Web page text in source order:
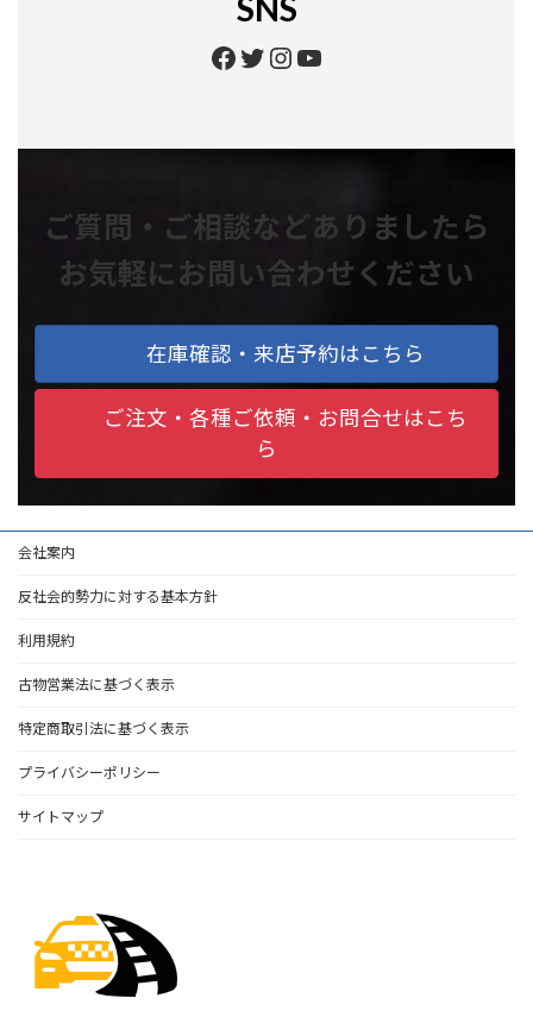
SNS
Facebook
Twitter
Instagram
YouTube
ご質問・ご相談などありましたら
お気軽にお問い合わせください
在庫確認・来店予約はこちら
ご注文・各種ご依頼・お問合せはこち
ら
会社案内
反社会的勢力に対する基本方針
利用規約
古物営業法に基づく表示
特定商取引法に基づく表示
プライバシーポリシー
サイトマップ